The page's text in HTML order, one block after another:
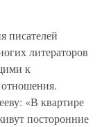
писателей
литераторов
к
«В квартире
посторонние